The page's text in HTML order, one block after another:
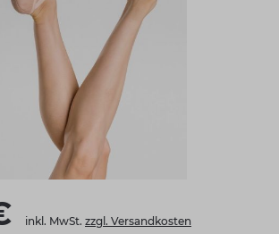
inkl. MwSt. zzgl. Versandkosten